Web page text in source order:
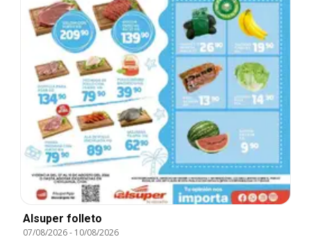
Alsuper folleto
07/08/2026- 10/08/2026